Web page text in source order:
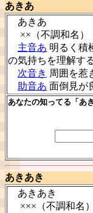
あきあ
あきあ
××（不調和名）
主音あ 明るく積
の気持ちを理解す
次音き 周囲を惹
助音あ 面倒見が
あなたの知ってる「あ
あきあき
あきあき
×××（不調和名）